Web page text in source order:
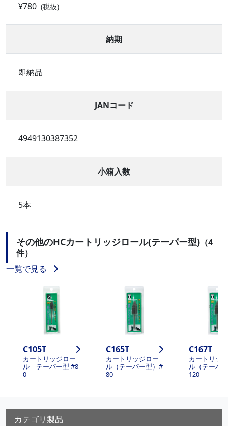
¥780 (税抜)
納期
即納品
JANコード
4949130387352
小箱入数
5本
その他のHCカートリッジロール(テーパー型) （4
件）
一覧で見る
C105T
カートリッジロー
ル テーパー型 #8
0
C165T
カートリッジロー
ル（テーパー型）#
80
C167T
カートリッ
ル（テーパ
120
カテゴリ製品